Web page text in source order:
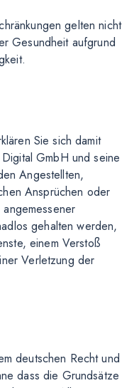
gelten nicht
Gesundheit aufgrund
Sie sich damit
GmbH und seine
Angestellten,
Ansprüchen oder
gehalten werden,
einem Verstoß
Verletzung der
deutschen Recht und
dass die Grundsätze